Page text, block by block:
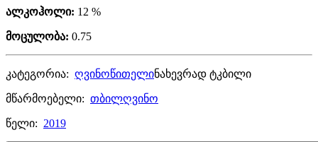
ალკოჰოლი: 12 %
მოცულობა: 0.75
კატეგორია: ღვინოწითელინახევრად ტკბილი
მწარმოებელი: თბილღვინო
წელი: 2019